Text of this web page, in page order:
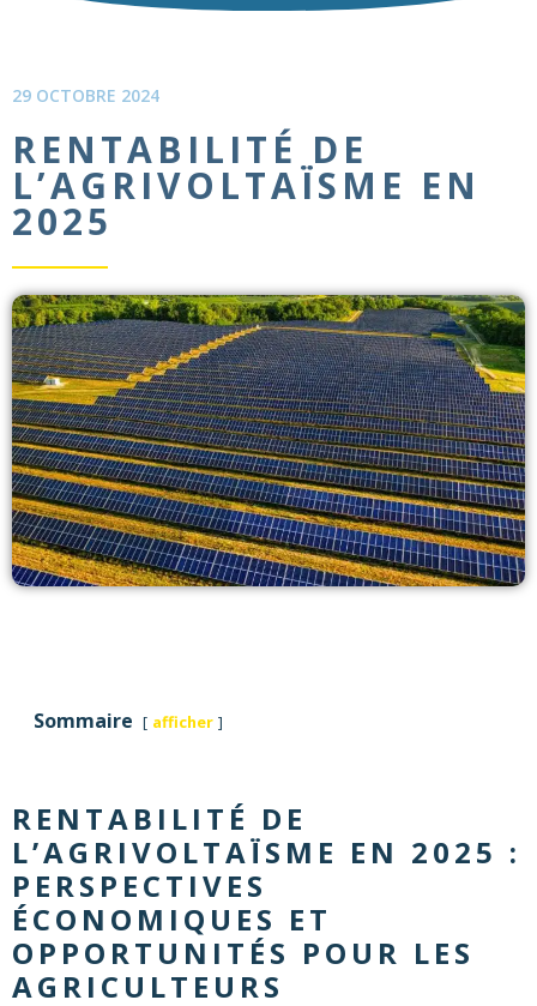
29 OCTOBRE 2024
RENTABILITÉ DE
L’AGRIVOLTAÏSME EN
2025
Sommaire afficher
RENTABILITÉ DE
L’AGRIVOLTAÏSME EN 2025 :
PERSPECTIVES
ÉCONOMIQUES ET
OPPORTUNITÉS POUR LES
AGRICULTEURS